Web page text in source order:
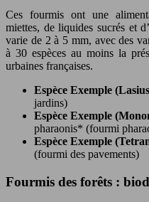
Ces fourmis ont une
miettes, de liquides sucrés et
varie de 2 à 5 mm, avec des
à 30 espèces au moins la
urbaines françaises.
Espèce Exemple
jardins)
Espèce Exemple
pharaonis* (fourmi
Espèce Exemple
(fourmi des pavements)
Fourmis des forêts :